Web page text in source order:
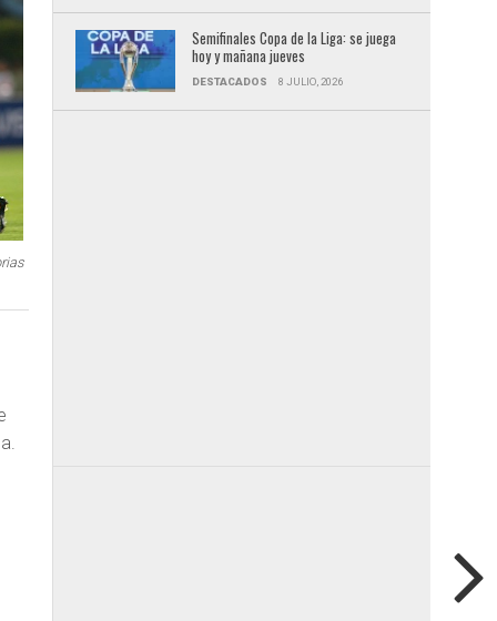
Semifinales Copa de la Liga: se juega
hoy y mañana jueves
DESTACADOS 8 JULIO, 2026